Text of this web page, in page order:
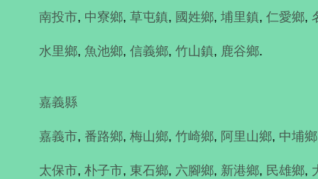
南投市, 中寮鄉, 草屯鎮, 國姓鄉, 埔里鎮, 仁愛鄉,
水里鄉, 魚池鄉, 信義鄉, 竹山鎮, 鹿谷鄉.
嘉義縣
嘉義市, 番路鄉, 梅山鄉, 竹崎鄉, 阿里山鄉, 中埔鄉
太保市, 朴子市, 東石鄉, 六腳鄉, 新港鄉, 民雄鄉,